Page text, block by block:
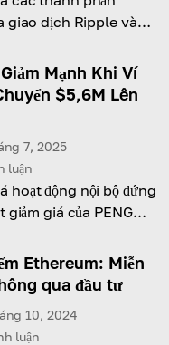
giao dịch Ripple và
quả, an toàn!Mạnh Khi Ví
$5,6M Lên
7, 2025
luận
hoạt động nội bộ đứng
giảm giá của PENGU
tại.
Ethereum: Miễn
qua đầu tư
10, 2024
luận